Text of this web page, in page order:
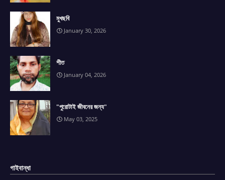
মুখছবি
January 30, 2026
শীত
January 04, 2026
"পুরোটাই জীবনের জন্য"
May 03, 2025
গাইবান্ধা